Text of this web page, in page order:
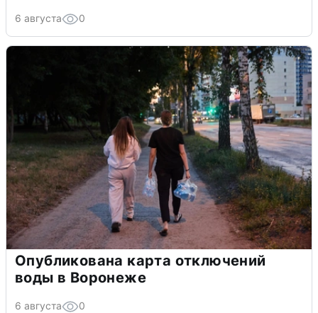
6 августа 0
Опубликована карта отключений
воды в Воронеже
6 августа 0